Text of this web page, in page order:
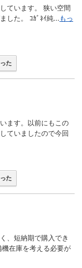
ています。 狭い空間
した。 ｺｶﾞﾈｲ純...もっ
た
ます。以前にもこの
ていましたので今回
た
、短納期で購入でき
在庫を考える必要が